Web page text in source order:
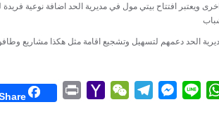
ويعتبر افتتاح بيتي مول في مديرية الحد اضافة نوعية فريدة
الحد دعمهم لتسهيل وتشجيع اقامة مثل هكذا مشاريع
WhatsApp
Line
Messenger
Telegram
WeChat
Yahoo
Print